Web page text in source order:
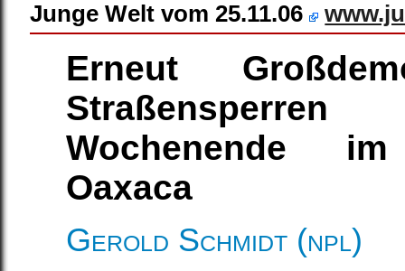
Junge Welt vom 25.11.06
Erneut
Wochenende
Oaxaca
Gerold Schmidt (npl)